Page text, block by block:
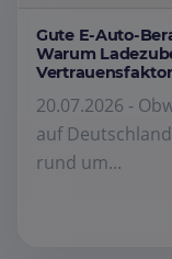
Gute E-Auto-
Warum
20.07.2026 -
auf
rund um...